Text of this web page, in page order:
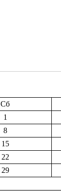
Сб
1
8
15
22
29